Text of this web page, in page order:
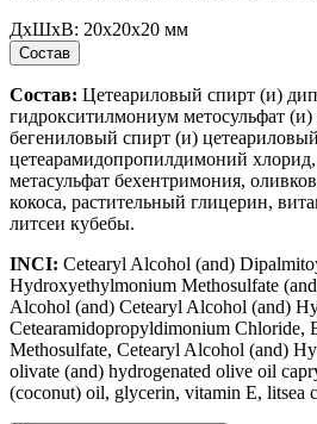
ДxШxВ: 20x20x20 мм
Состав
Состав: Цетеариловый спирт (и)
гидрокситилмониум метосульфат (и)
бегениловый спирт (и)
цетеарамидопропилдимоний
метасульфат бехентримония,
кокоса, растительный глицерин,
литсеи кубебы.
INCI: Cetearyl Alcohol (and)
Hydroxyethylmonium Methosulfate
Alcohol (and) Cetearyl Alcohol (and)
Cetearamidopropyldimonium Chloride,
Methosulfate, Cetearyl Alcohol (and)
olivate (and) hydrogenated olive oil
(coconut) oil, glycerin, vitamin E, litsea